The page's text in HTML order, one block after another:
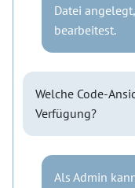
Datei
bearbeitest.
Welche Code-
Verfügung?
Als Admin